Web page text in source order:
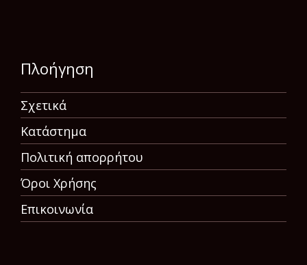
Πλοήγηση
Σχετικά
Κατάστημα
Πολιτική απορρήτου
Όροι Χρήσης
Επικοινωνία